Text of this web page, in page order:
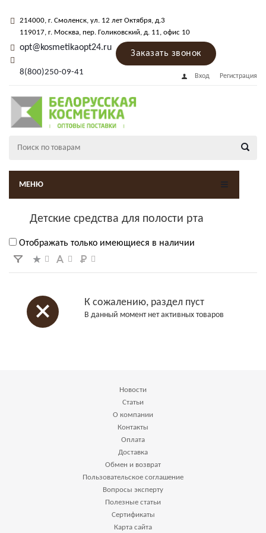
214000, г. Смоленск, ул. 12 лет Октября, д.3
119017, г. Москва, пер. Голиковский, д. 11, офис 10
opt@kosmetikaopt24.ru
8(800)250-09-41
Заказать звонок
Вход Регистрация
МЕНЮ
Детские средства для полости рта
Отображать только имеющиеся в наличии
К сожалению, раздел пуст
В данный момент нет активных товаров
Новости
Статьи
О компании
Контакты
Оплата
Доставка
Обмен и возврат
Пользовательское соглашение
Вопросы эксперту
Полезные статьи
Сертификаты
Карта сайта